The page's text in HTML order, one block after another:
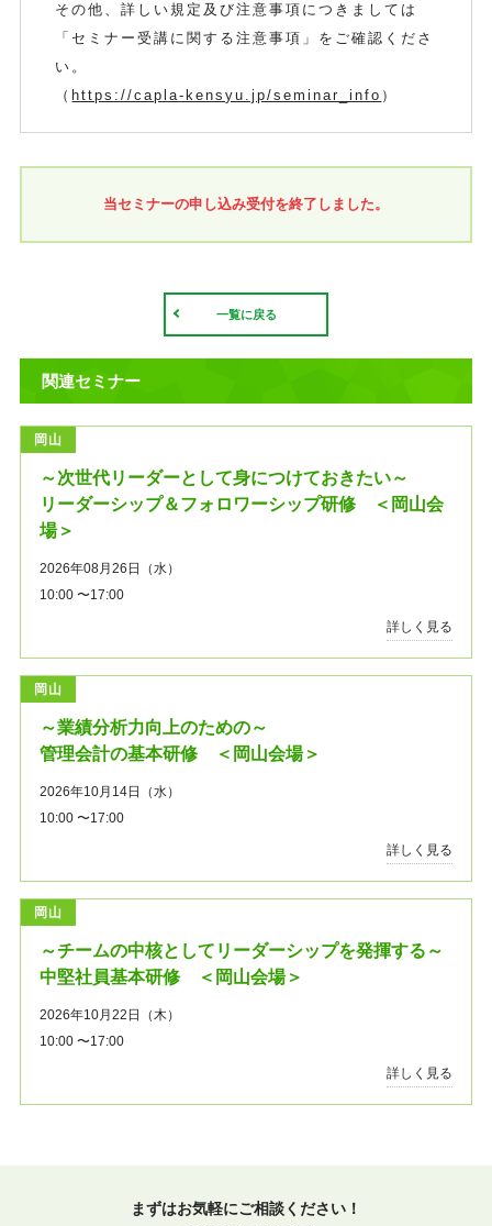
その他、詳しい規定及び注意事項につきましては
「セミナー受講に関する注意事項」をご確認くださ
い。
（ https://capla-kensyu.jp/seminar_info ）
当セミナーの申し込み受付を終了しました。
一覧に戻る
関連セミナー
岡山
～次世代リーダーとして身につけておきたい～
リーダーシップ＆フォロワーシップ研修 ＜岡山会
場＞
2026年08月26日（水）
10:00 〜17:00
詳しく見る
岡山
～業績分析力向上のための～
管理会計の基本研修 ＜岡山会場＞
2026年10月14日（水）
10:00 〜17:00
詳しく見る
岡山
～チームの中核としてリーダーシップを発揮する～
中堅社員基本研修 ＜岡山会場＞
2026年10月22日（木）
10:00 〜17:00
詳しく見る
まずはお気軽にご相談ください！